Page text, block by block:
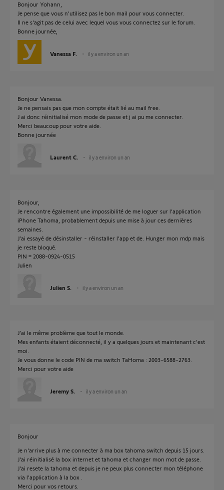
Bonjour Yohann,
Je pense que vous n'utilisez pas le bon mail pour vous connecter.
Il ne s'agit pas de celui avec lequel vous vous connectez sur le forum.
Bonne journée,
Vanessa F. il y a environ un an
Bonjour Vanessa.
Je ne pensais pas que mon compte était lié au mail free.
J ai donc réinitialisé mon mode de passe et j ai pu me connecter.
Merci beaucoup pour votre aide.
Bonne journée
Laurent C. il y a environ un an
Bonjour,
Je rencontre également une impossibilité de me loguer sur l’application
iPhone Tahoma, probablement depuis une mise à jour ces dernières
semaines.
J’ai essayé de désinstaller - réinstaller l’app et de. Hunger mon mdp mais
je reste bloqué.
PIN = 2088-0924-0515
Julien
Julien S. il y a environ un an
J’ai le même problème que tout le monde.
Mes enfants étaient déconnecté, il y a quelques jours et maintenant c’est
moi.
Je vous donne le code PIN de ma switch TaHoma : 2003-6588-2763.
Merci pour votre aide
Jeremy S. il y a environ un an
Bonjour
Je n'arrive plus à me connecter à ma box tahoma switch depuis 15 jours.
J'ai réinitialisé la box internet et tahoma et changer mon mot de passe.
J'ai resete la tahoma et depuis je ne peux plus connecter mon téléphone
via l'application à la box .
Merci pour vos retours.